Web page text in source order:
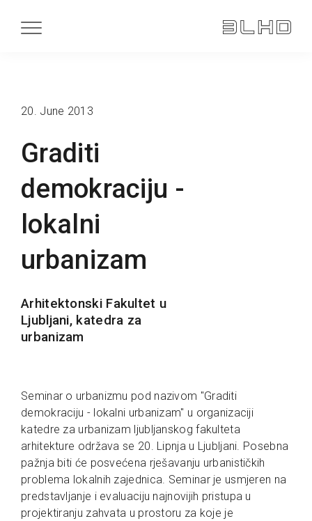
Graditi
demokraciju -
lokalni
urbanizam
Arhitektonski Fakultet u
Ljubljani, katedra za
urbanizam
20. June 2013
Seminar o urbanizmu pod nazivom "Graditi
demokraciju - lokalni urbanizam" u organizaciji
katedre za urbanizam ljubljanskog fakulteta
arhitekture održava se 20. Lipnja u Ljubljani. Posebna
pažnja biti će posvećena rješavanju urbanističkih
problema lokalnih zajednica. Seminar je usmjeren na
predstavljanje i evaluaciju najnovijih pristupa u
projektiranju zahvata u prostoru za koje je